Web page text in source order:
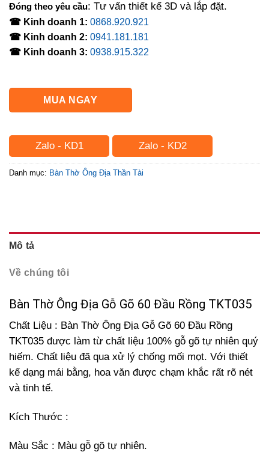
Đóng theo yêu cầu: Tư vấn thiết kế 3D và lắp đặt.
☎ Kinh doanh 1: 0868.920.921
☎ Kinh doanh 2: 0941.181.181
☎ Kinh doanh 3: 0938.915.322
MUA NGAY
Zalo - KD1 Zalo - KD2
Danh mục: Bàn Thờ Ông Địa Thần Tài
Mô tả
Về chúng tôi
Bàn Thờ Ông Địa Gỗ Gõ 60 Đầu Rồng TKT035
Chất Liệu : Bàn Thờ Ông Địa Gỗ Gõ 60 Đầu Rồng
TKT035 được làm từ chất liệu 100% gỗ gõ tự nhiên quý
hiếm. Chất liệu đã qua xử lý chống mối mọt. Với thiết
kế dạng mái bằng, hoa văn được chạm khắc rất rõ nét
và tinh tế.
Kích Thước :
Màu Sắc : Màu gỗ gõ tự nhiên.